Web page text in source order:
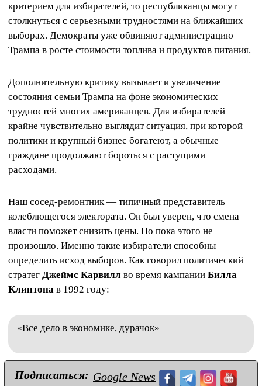
критерием для избирателей, то республиканцы могут
столкнуться с серьезными трудностями на ближайших
выборах. Демократы уже обвиняют администрацию
Трампа в росте стоимости топлива и продуктов питания.
Дополнительную критику вызывает и увеличение
состояния семьи Трампа на фоне экономических
трудностей многих американцев. Для избирателей
крайне чувствительно выглядит ситуация, при которой
политики и крупный бизнес богатеют, а обычные
граждане продолжают бороться с растущими
расходами.
Наш сосед-ремонтник — типичный представитель
колеблющегося электората. Он был уверен, что смена
власти поможет снизить цены. Но пока этого не
произошло. Именно такие избиратели способны
определить исход выборов. Как говорил политический
стратег Джеймс Карвилл во время кампании Билла
Клинтона в 1992 году:
«Все дело в экономике, дурачок»
Подписаться: Google News